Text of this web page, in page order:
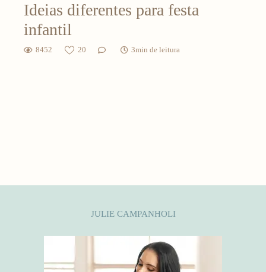
Ideias diferentes para festa
infantil
8452 20 3min de leitura
JULIE CAMPANHOLI